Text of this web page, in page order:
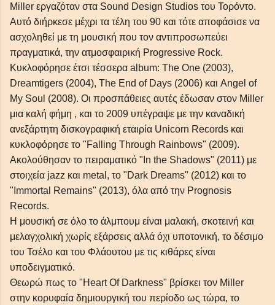
Miller εργαζόταν στα Sound Design Studiοs του Τορόντο.
Αυτό διήρκεσε μέχρι τα τέλη του 90 και τότε αποφάσισε να
ασχοληθεί με τη μουσική που τον αντιπροσωπεύει
πραγματικά, την ατμοσφαιρική Progressive Rock.
Κυκλοφόρησε έτσι τέσσερα album: The One (2003),
Dreamtigers (2004), The End of Days (2006) και Angel of
My Soul (2008). Οι προσπάθειες αυτές έδωσαν στον Miller
μια καλή φήμη , και το 2009 υπέγραψε με την καναδική
ανεξάρτητη δισκογραφική εταιρία Unicorn Records και
κυκλοφόρησε το "Falling Through Rainbows" (2009).
Ακολούθησαν το πειραματικό "In the Shadows" (2011) με
στοιχεία jazz και metal, το "Dark Dreams" (2012) και το
"Immortal Remains" (2013), όλα από την Prognosis
Records.
Η μουσική σε όλο το άλμπουμ είναι μαλακή, σκοτεινή και
μελαγχολική χωρίς εξάρσεις αλλά όχι υποτονική, το δέσιμο
του Τσέλο και του Φλάουτου με τις κιθάρες είναι
υποδειγματικό.
Θεωρώ πως το "Heart Of Darkness" βρίσκει τον Miller
στην κορυφαία δημιουργική του περίοδο ως τώρα, το